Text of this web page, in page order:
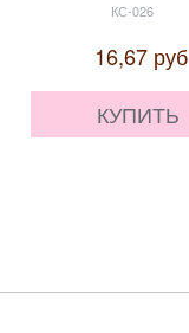
КС-026
16,67 руб
КУПИТЬ